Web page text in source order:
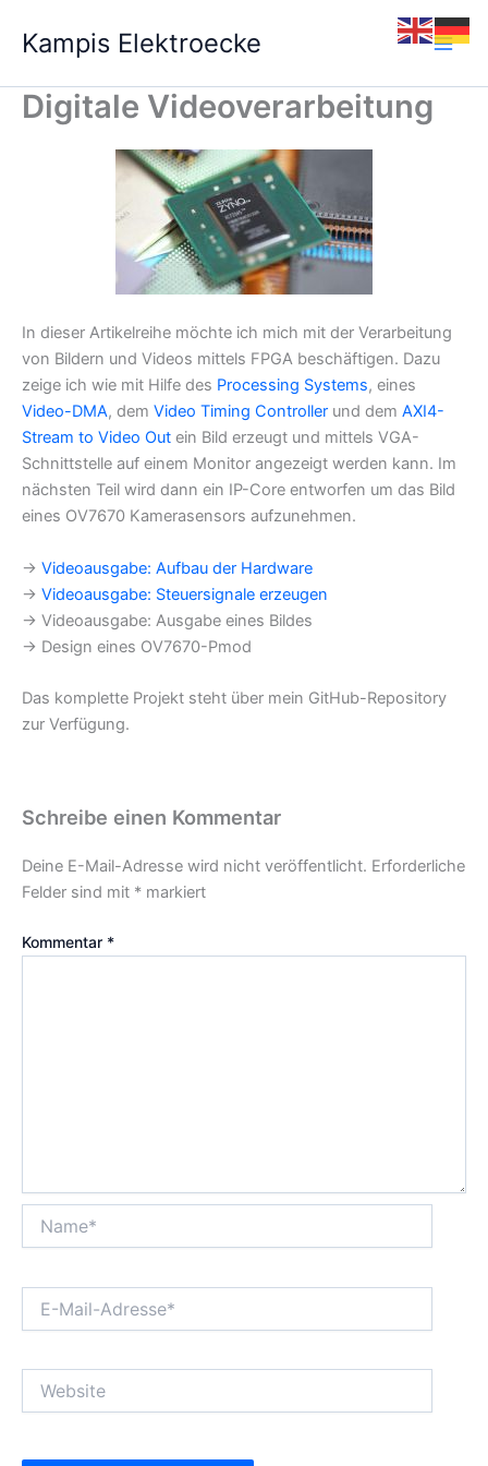
InhaltKampis Elektroecke
Digitale Videoverarbeitung
In dieser Artikelreihe möchte ich mich mit der Verarbeitung
von Bildern und Videos mittels FPGA beschäftigen. Dazu
zeige ich wie mit Hilfe des Processing Systems, eines
Video-DMA, dem Video Timing Controller und dem AXI4-
Stream to Video Out ein Bild erzeugt und mittels VGA-
Schnittstelle auf einem Monitor angezeigt werden kann. Im
nächsten Teil wird dann ein IP-Core entworfen um das Bild
eines OV7670 Kamerasensors aufzunehmen.
→ Videoausgabe: Aufbau der Hardware
→ Videoausgabe: Steuersignale erzeugen
→ Videoausgabe: Ausgabe eines Bildes
→ Design eines OV7670-Pmod
Das komplette Projekt steht über mein GitHub-Repository
zur Verfügung.
Schreibe einen Kommentar
Deine E-Mail-Adresse wird nicht veröffentlicht. Erforderliche
Felder sind mit * markiert
Kommentar *
Mail-